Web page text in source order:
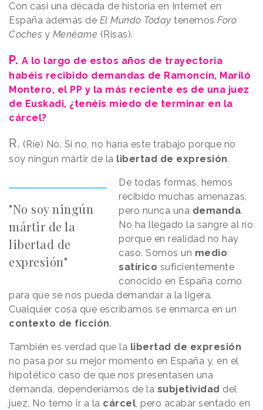
Con casi una década de historia en Internet en
España además de El Mundo Today tenemos Foro
Coches y Menéame (Risas).
P. A lo largo de estos años de trayectoria
habéis recibido demandas de Ramoncín, Mariló
Montero, el PP y la más reciente es de una juez
de Euskadi, ¿tenéis miedo de terminar en la
cárcel?
R. (Ríe) No. Si no, no haría este trabajo porque no
soy ningún mártir de la libertad de expresión.
"No soy ningún
mártir de la
libertad de
expresión"
De todas formas, hemos
recibido muchas amenazas,
pero nunca una demanda.
No ha llegado la sangre al río
porque en realidad no hay
caso. Somos un medio
satírico suficientemente
conocido en España como
para que se nos pueda demandar a la ligera.
Cualquier cosa que escribamos se enmarca en un
contexto de ficción.
También es verdad que la libertad de expresión
no pasa por su mejor momento en España y, en el
hipotético caso de que nos presentasen una
demanda, dependeríamos de la subjetividad del
juez. No temo ir a la cárcel, pero acabar sentado en